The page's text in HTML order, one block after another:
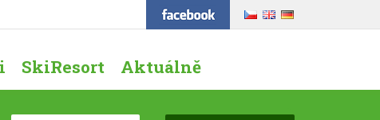
SkiResort Aktuálně